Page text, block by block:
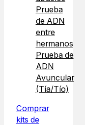
Prueba
de ADN
entre
hermanos
Prueba de
ADN
Avuncular
(Tía/Tío)
Comprar
kits de